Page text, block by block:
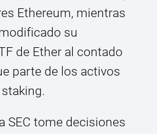
Ethereum, mientras
su
de Ether al contado
parte de los activos
SEC tome decisiones